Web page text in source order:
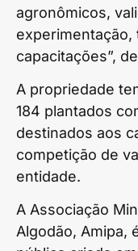
agronômicos,
experimentação,
capacitações”,
A propriedade
184 plantados
destinados aos
competição de
entidade.
A Associação
Algodão, Amipa,